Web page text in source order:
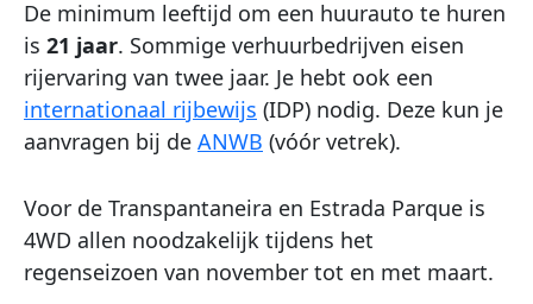
De minimum leeftijd om een huurauto te huren
is 21 jaar. Sommige verhuurbedrijven eisen
rijervaring van twee jaar. Je hebt ook een
internationaal rijbewijs (IDP) nodig. Deze kun je
aanvragen bij de ANWB (vóór vetrek).
Voor de Transpantaneira en Estrada Parque is
4WD allen noodzakelijk tijdens het
regenseizoen van november tot en met maart.